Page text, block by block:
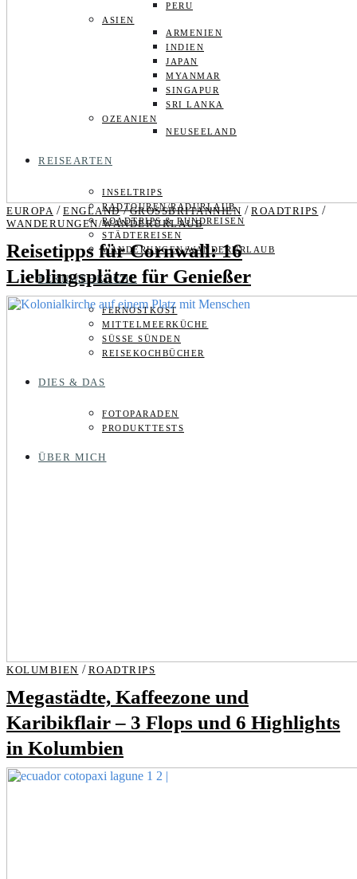
PERU
ASIEN
ARMENIEN
INDIEN
JAPAN
MYANMAR
SINGAPUR
SRI LANKA
OZEANIEN
NEUSEELAND
REISEARTEN
INSELTRIPS
RADTOUREN/RADURLAUB
ROADTRIPS & RUNDREISEN
STÄDTEREISEN
WANDERUNGEN/WANDERURLAUB
FERNWEHKÜCHE
FERNOSTKOST
MITTELMEERKÜCHE
SÜSSE SÜNDEN
REISEKOCHBÜCHER
DIES & DAS
FOTOPARADEN
PRODUKTTESTS
ÜBER MICH
EUROPA / ENGLAND / GROSSBRITANNIEN / ROADTRIPS /
WANDERUNGEN/WANDERURLAUB
Reisetipps für Cornwall: 16
Lieblingsplätze für Genießer
KOLUMBIEN / ROADTRIPS
Megastädte, Kaffeezone und
Karibikflair – 3 Flops und 6 Highlights
in Kolumbien